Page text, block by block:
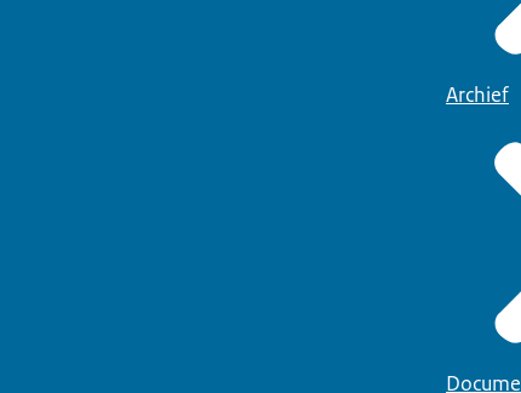
Archief